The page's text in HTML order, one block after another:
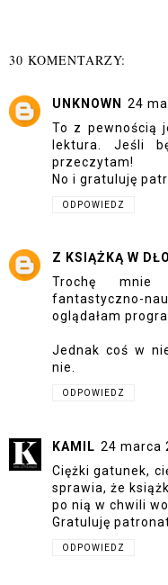
30 KOMENTARZY:
UNKNOWN 24
To z pewnością
lektura. Jeśli
przeczytam!
No i gratuluję
ODPOWIEDZ
Z KSIĄŻKĄ W
Trochę mnie
fantastyczno-
oglądałam
Jednak coś w
nie.
ODPOWIEDZ
KAMIL 24 marca
Ciężki gatunek,
sprawia, że
po nią w chwili
Gratuluję
ODPOWIEDZ